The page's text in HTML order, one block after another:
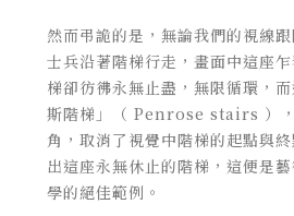
然而弔詭的是，無論我們的視線
士兵沿著階梯行走，畫面中這座
梯卻彷彿永無止盡，無限循環，
斯階梯」（ Penrose stairs ）
角，取消了視覺中階梯的起點與
出這座永無休止的階梯，這便是
學的絕佳範例。